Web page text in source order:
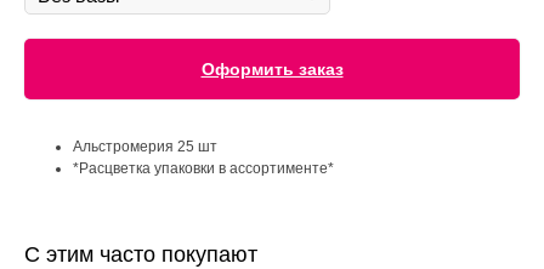
Оформить заказ
Альстромерия 25 шт
*Расцветка упаковки в ассортименте*
С этим часто покупают